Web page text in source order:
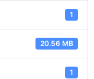
1
20.56 MB
1